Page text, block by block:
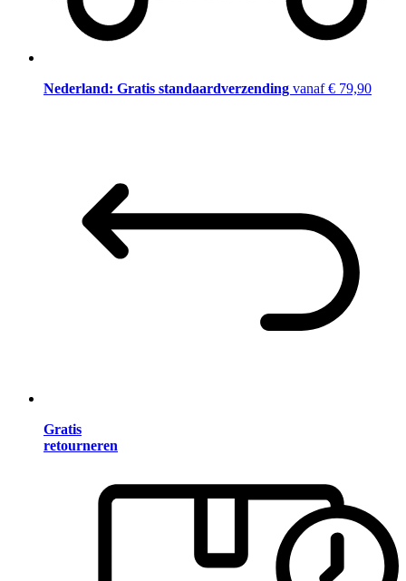
Nederland: Gratis standaardverzending vanaf € 79,90
Gratis
retourneren